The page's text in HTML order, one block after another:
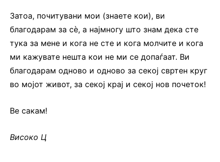
Затоа, почитувани мои (знаете кои), ви
благодарам за сѐ, а најмногу што знам дека сте
тука за мене и кога не сте и кога молчите и кога
ми кажувате нешта кои не ми се допаѓаат. Ви
благодарам одново и одново за секој свртен круг
во мојот живот, за секој крај и секој нов почеток!
Ве сакам!
Високо Ц